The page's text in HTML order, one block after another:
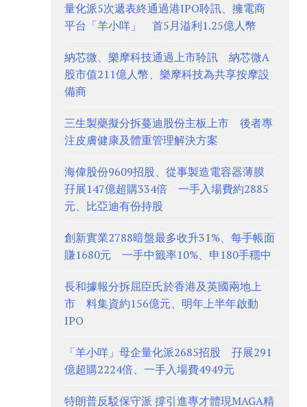
量化派5次遞表終通過港IPO聆訊、擁電商
平台「羊小咩」 首5月溢利1.25億人幣
納芯微、樂摩科技通過上市聆訊 納芯微A
股市值211億人幣、樂摩科技為共享按摩設
備商
三生製藥擬分拆蔓迪股份主板上市 後者專
注皮膚健康及體重管理解決方案
海偉股份9609招股、從事製造電容器薄膜
孖展147億超購334倍 一手入場費約2885
元、比亞迪有份持股
創新實業2788暗盤最多收升31%、每手帳面
賺1680元 一手中籤率10%、申180手穩中
長和據報分拆屈臣氏於香港及英國兩地上
市 料集資約156億元、明年上半年啟動
IPO
「羊小咩」母企量化派2685招股 孖展291
億超購2224倍、一手入場費4949元
特朗普反駁保守派 撐引進專才體現MAGA精